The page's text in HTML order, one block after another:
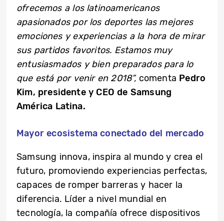
ofrecemos a los latinoamericanos
apasionados por los deportes las mejores
emociones y experiencias a la hora de mirar
sus partidos favoritos. Estamos muy
entusiasmados y bien preparados para lo
que está por venir en 2018”,comenta Pedro
Kim, presidente y CEO de Samsung
América Latina.
Mayor ecosistema conectado del mercado
Samsung innova, inspira al mundo y crea el
futuro, promoviendo experiencias perfectas,
capaces de romper barreras y hacer la
diferencia. Líder a nivel mundial en
tecnología, la compañía ofrece dispositivos